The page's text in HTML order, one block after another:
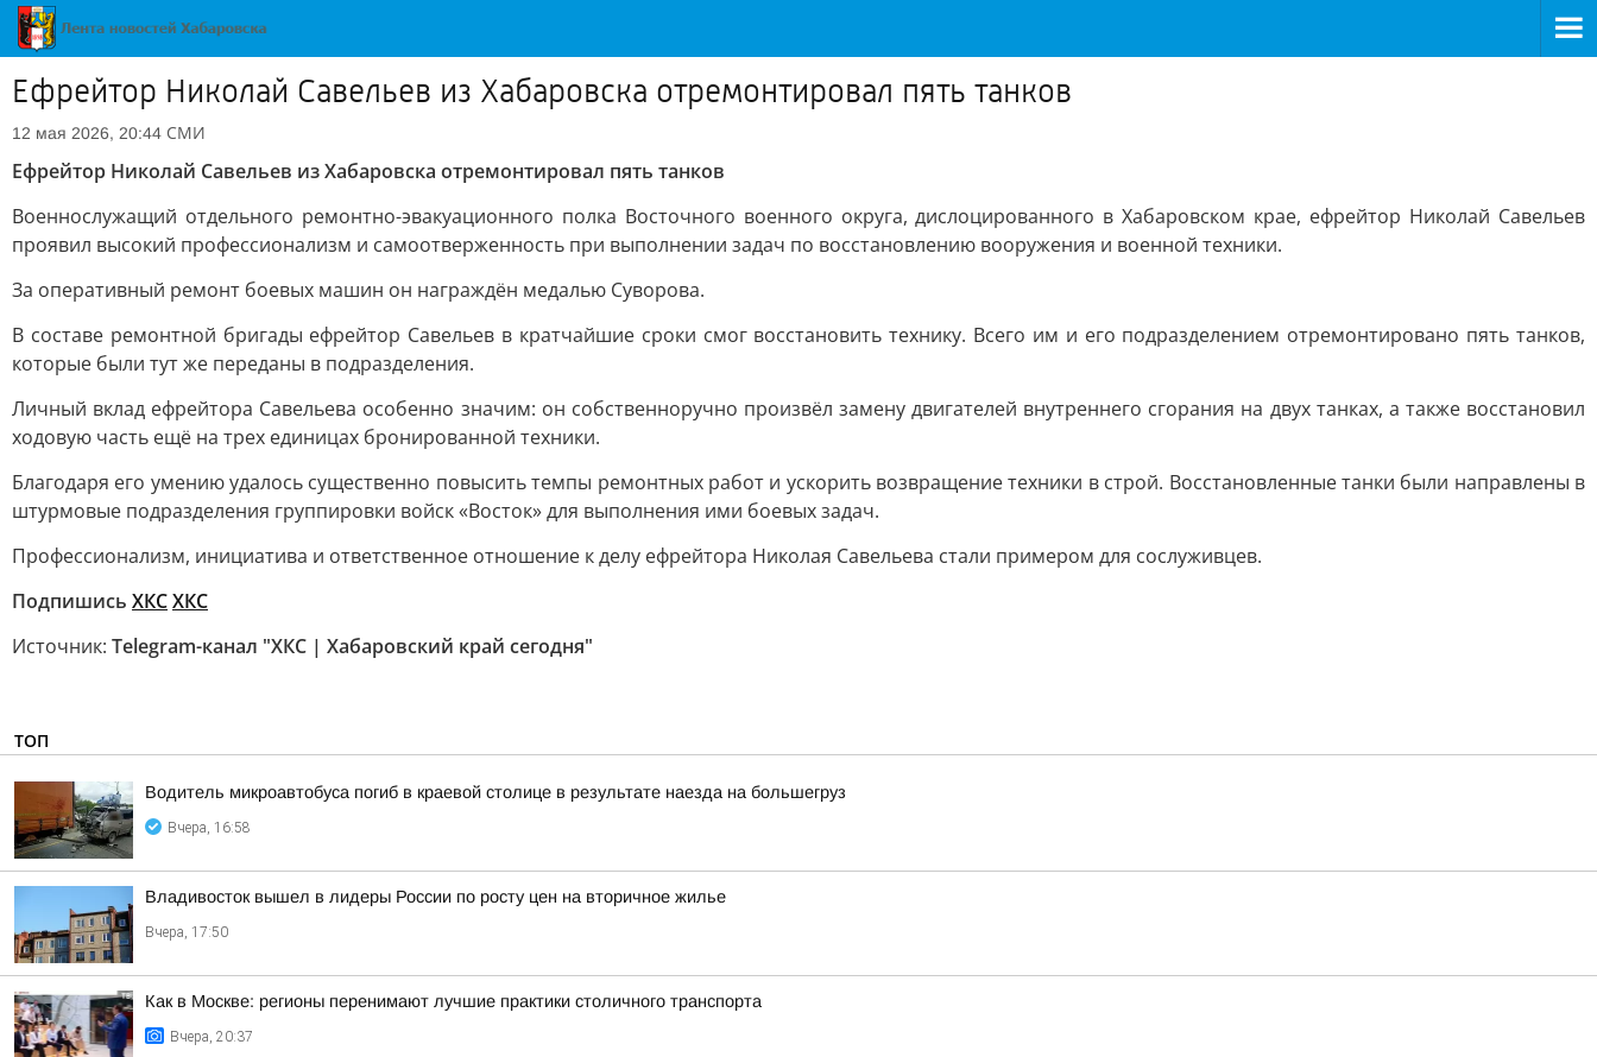
Ефрейтор Николай Савельев из Хабаровска отремонтировал пять танков
12 мая 2026, 20:44 СМИ
Ефрейтор Николай Савельев из Хабаровска отремонтировал пять танков
Военнослужащий отдельного ремонтно-эвакуационного полка Восточного военного округа, дислоцированного в Хабаровском крае, ефрейтор Николай Савельев
проявил высокий профессионализм и самоотверженность при выполнении задач по восстановлению вооружения и военной техники.
За оперативный ремонт боевых машин он награждён медалью Суворова.
В составе ремонтной бригады ефрейтор Савельев в кратчайшие сроки смог восстановить технику. Всего им и его подразделением отремонтировано пять танков,
которые были тут же переданы в подразделения.
Личный вклад ефрейтора Савельева особенно значим: он собственноручно произвёл замену двигателей внутреннего сгорания на двух танках, а также восстановил
ходовую часть ещё на трех единицах бронированной техники.
Благодаря его умению удалось существенно повысить темпы ремонтных работ и ускорить возвращение техники в строй. Восстановленные танки были направлены в
штурмовые подразделения группировки войск «Восток» для выполнения ими боевых задач.
Профессионализм, инициатива и ответственное отношение к делу ефрейтора Николая Савельева стали примером для сослуживцев.
Подпишись ХКСХКС
Источник: Telegram-канал "ХКС | Хабаровский край сегодня"
ТОП
Водитель микроавтобуса погиб в краевой столице в результате наезда на большегруз
Вчера, 16:58
Владивосток вышел в лидеры России по росту цен на вторичное жилье
Вчера, 17:50
Как в Москве: регионы перенимают лучшие практики столичного транспорта
Вчера, 20:37